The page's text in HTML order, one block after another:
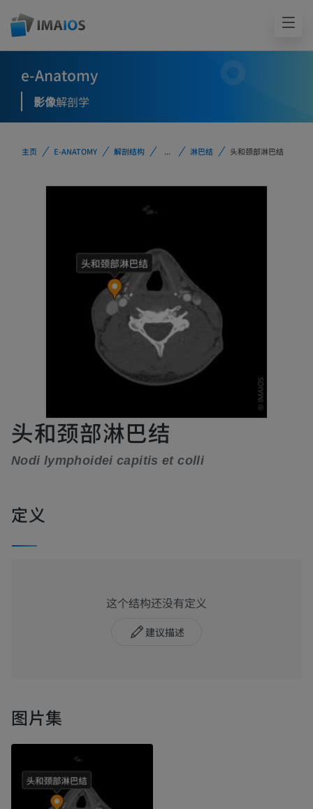
e-Anatomy
影像解剖学
主页 E-ANATOMY 解剖结构 ... 淋巴结 头和颈部淋巴结
头和颈部淋巴结
Nodi lymphoidei capitis et colli
定义
这个结构还没有定义
建议描述
图片集